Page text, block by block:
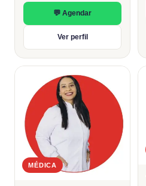
💬 Agendar
Ver perfil
MÉDICA